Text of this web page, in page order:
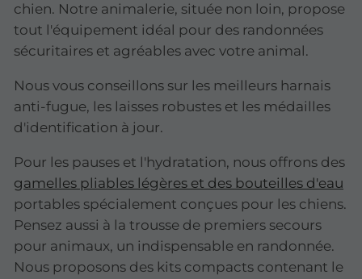
chien. Notre animalerie, située non loin, propose
tout l'équipement idéal pour des randonnées
sécuritaires et agréables avec votre animal.
Nous vous conseillons sur les meilleurs harnais
anti-fugue, les laisses robustes et les médailles
d'identification à jour.
Pour les pauses et l'hydratation, nous offrons des
gamelles pliables légères et des bouteilles d'eau
portables spécialement conçues pour les chiens.
Pensez aussi à la trousse de premiers secours
pour animaux, un indispensable en randonnée.
Nous proposons des kits compacts contenant le